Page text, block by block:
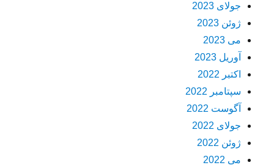
جولای 2023
ژوئن 2023
می 2023
آوریل 2023
اکتبر 2022
سپتامبر 2022
آگوست 2022
جولای 2022
ژوئن 2022
می 2022